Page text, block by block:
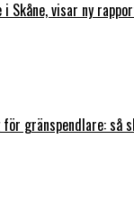
Skåne, visar ny
för gränspendlare: så